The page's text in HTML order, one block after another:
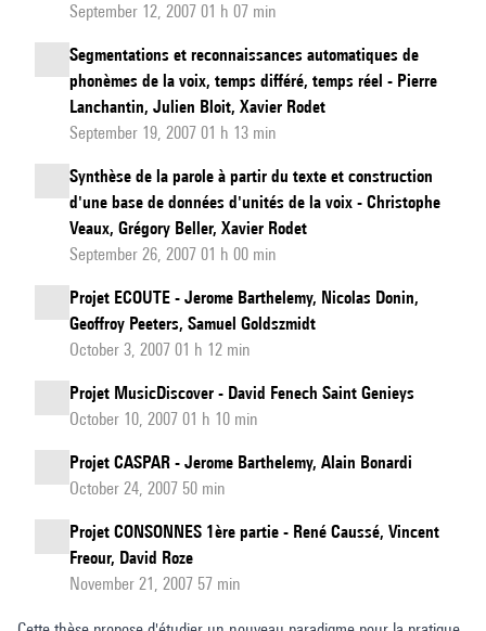
September 12, 2007 01 h 07 min
Segmentations et reconnaissances automatiques de
phonèmes de la voix, temps différé, temps réel - Pierre
Lanchantin, Julien Bloit, Xavier Rodet
September 19, 2007 01 h 13 min
Synthèse de la parole à partir du texte et construction
d'une base de données d'unités de la voix - Christophe
Veaux, Grégory Beller, Xavier Rodet
September 26, 2007 01 h 00 min
Projet ECOUTE - Jerome Barthelemy, Nicolas Donin,
Geoffroy Peeters, Samuel Goldszmidt
October 3, 2007 01 h 12 min
Projet MusicDiscover - David Fenech Saint Genieys
October 10, 2007 01 h 10 min
Projet CASPAR - Jerome Barthelemy, Alain Bonardi
October 24, 2007 50 min
Projet CONSONNES 1ère partie - René Caussé, Vincent
Freour, David Roze
November 21, 2007 57 min